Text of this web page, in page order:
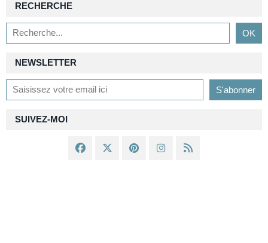
NEWSLETTER
SUIVEZ-MOI
RECHERCHE